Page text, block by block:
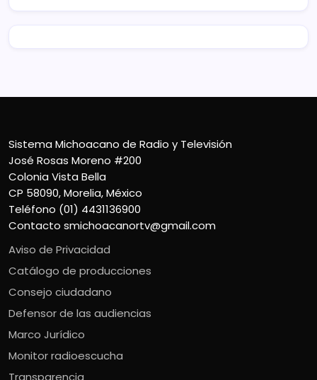
Sistema Michoacano de Radio y Televisión
José Rosas Moreno #200
Colonia Vista Bella
CP 58090, Morelia, México
Teléfono (01) 4431136900
Contacto smichoacanortv@gmail.com
Aviso de Privacidad
Catálogo de producciones
Consejo ciudadano
Defensor de las audiencias
Marco Jurídico
Monitor radioescucha
Transparencia